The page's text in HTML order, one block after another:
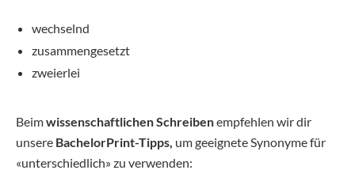
wechselnd
zusammengesetzt
zweierlei
Beimwissenschaftlichen Schreibenempfehlen wir dir
unsere BachelorPrint-Tipps, um geeignete Synonyme für
«unterschiedlich» zu verwenden: